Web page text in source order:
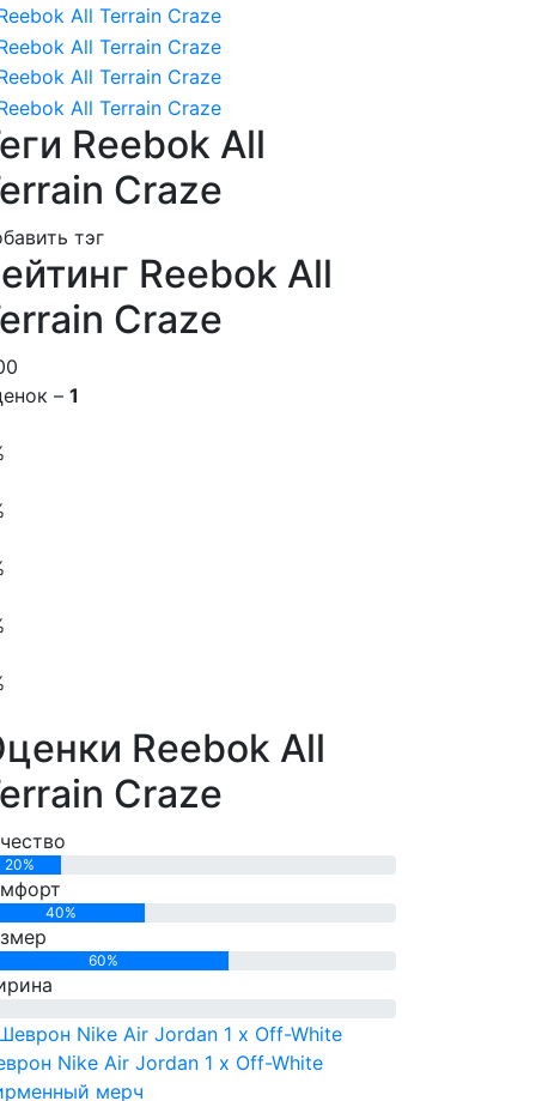
Reebok All
Craze
тэг
Reebok All
Craze
– 1
Reebok All
Craze
20%
40%
60%
Nike Air Jordan 1 x Off-White
мерч